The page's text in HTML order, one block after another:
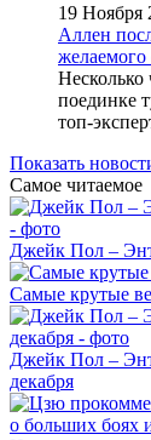
19 Ноября
Аллен
желаемого
поединке
топ-
Показать
Самое читаемое
Джейк Пол –
Самые крутые
Джейк Пол –
декабря